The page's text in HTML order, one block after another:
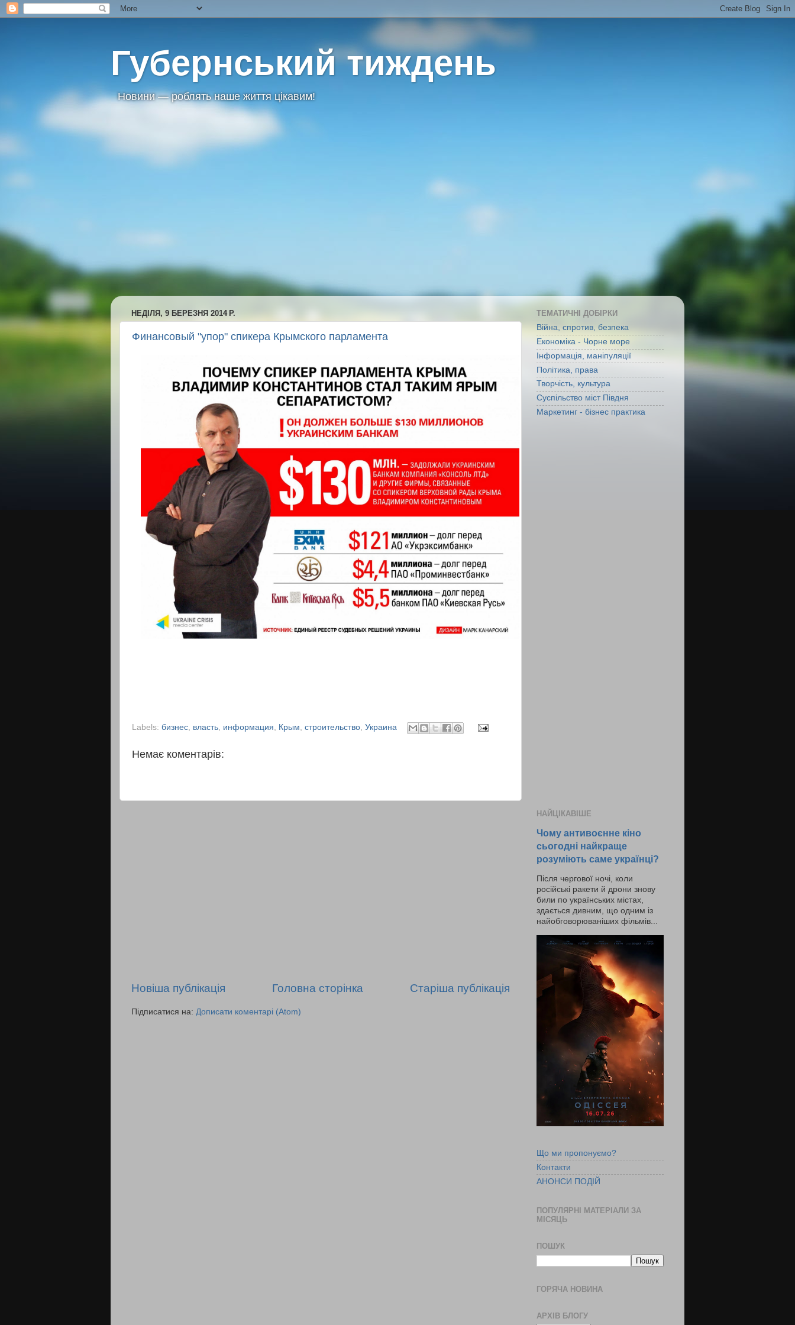
Губернський тиждень
Новини — роблять наше життя цікавим!
НЕДІЛЯ, 9 БЕРЕЗНЯ 2014 Р.
Финансовый "упор" спикера Крымского парламента
Labels: бизнес власть информация Крым строительство Украина
Немає коментарів:
Новіша публікація Старіша публікація
Головна сторінка
Підписатися на: Дописати коментарі (Atom)
ТЕМАТИЧНІ ДОБІРКИ
Війна, спротив, безпека
Економіка - Чорне море
Інформація, маніпуляції
Політика, права
Творчість, культура
Суспільство міст Півдня
Маркетинг - бізнес практика
НАЙЦІКАВІШЕ
Чому антивоєнне кіно
сьогодні найкраще
розуміють саме українці?
Після чергової ночі, коли
російські ракети й дрони знову
били по українських містах,
здається дивним, що одним із
найобговорюваніших фільмів...
Що ми пропонуємо?
Контакти
АНОНСИ ПОДІЙ
ПОПУЛЯРНІ МАТЕРІАЛИ ЗА
МІСЯЦЬ
ПОШУК
ГОРЯЧА НОВИНА
АРХІВ БЛОГУ